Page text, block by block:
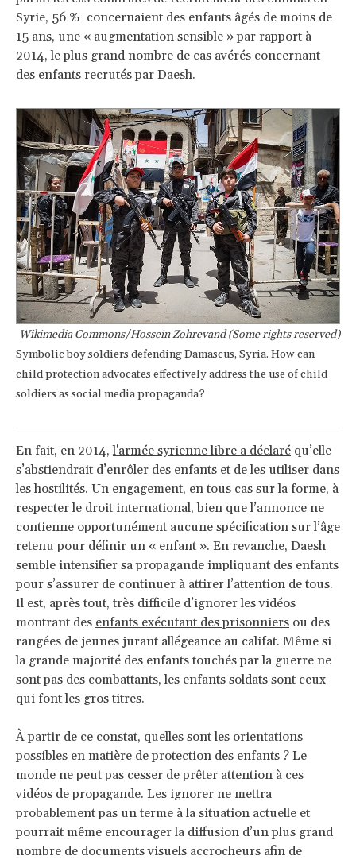
Syrie, 56 % concernaient des enfants âgés de moins de
15 ans, une « augmentation sensible » par rapport à
2014, le plus grand nombre de cas avérés concernant
des enfants recrutés par Daesh.
Wikimedia Commons/Hossein Zohrevand (Some rights reserved)
Symbolic boy soldiers defending Damascus, Syria. How can
child protection advocates effectively address the use of child
soldiers as social media propaganda?
En fait, en 2014,l'armée syrienne libre a déclaré qu’elle
s’abstiendrait d’enrôler des enfants et de les utiliser dans
les hostilités. Un engagement, en tous cas sur la forme, à
respecter le droit international, bien que l’annonce ne
contienne opportunément aucune spécification sur l’âge
retenu pour définir un « enfant ». En revanche, Daesh
semble intensifier sa propagande impliquant des enfants
pour s’assurer de continuer à attirer l’attention de tous.
Il est, après tout, très difficile d’ignorer les vidéos
montrant des enfants exécutant des prisonniers ou des
rangées de jeunes jurant allégeance au califat. Même si
la grande majorité des enfants touchés par la guerre ne
sont pas des combattants, les enfants soldats sont ceux
qui font les gros titres.
À partir de ce constat, quelles sont les orientations
possibles en matière de protection des enfants ? Le
monde ne peut pas cesser de prêter attention à ces
vidéos de propagande. Les ignorer ne mettra
probablement pas un terme à la situation actuelle et
pourrait même encourager la diffusion d’un plus grand
nombre de documents visuels accrocheurs afin de